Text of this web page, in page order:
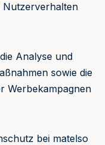
Nutzerverhalten
Analyse und
sowie die
Werbekampagnen
bei matelso